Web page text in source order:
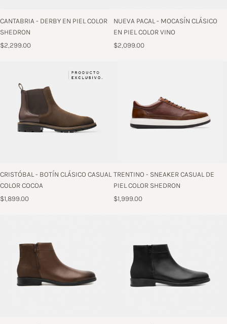
CANTABRIA - DERBY EN PIEL COLOR
SHEDRON
$2,299.00
NUEVA PACAL - MOCASÍN CLÁSICO
EN PIEL COLOR VINO
$2,099.00
CRISTÓBAL - BOTÍN CLÁSICO CASUAL
COLOR COCOA
$1,899.00
TRENTINO - SNEAKER CASUAL DE
PIEL COLOR SHEDRON
$1,999.00